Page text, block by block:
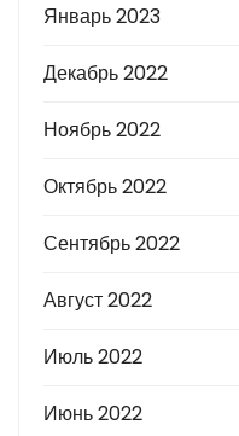
Январь 2023
Декабрь 2022
Ноябрь 2022
Октябрь 2022
Сентябрь 2022
Август 2022
Июль 2022
Июнь 2022